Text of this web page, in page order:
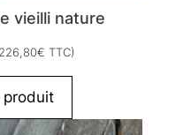
vieilli nature
226,80€ TTC)
produit